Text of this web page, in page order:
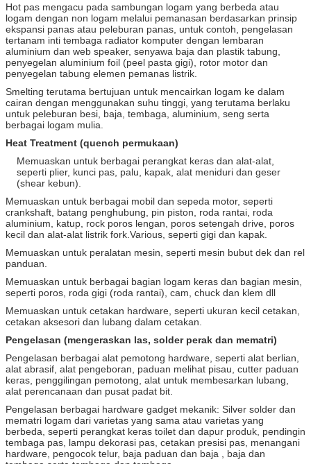
Hot pas mengacu pada sambungan logam yang berbeda atau
logam dengan non logam melalui pemanasan berdasarkan prinsip
ekspansi panas atau peleburan panas, untuk contoh, pengelasan
tertanam inti tembaga radiator komputer dengan lembaran
aluminium dan web speaker, senyawa baja dan plastik tabung,
penyegelan aluminium foil (peel pasta gigi), rotor motor dan
penyegelan tabung elemen pemanas listrik.
Smelting terutama bertujuan untuk mencairkan logam ke dalam
cairan dengan menggunakan suhu tinggi, yang terutama berlaku
untuk peleburan besi, baja, tembaga, aluminium, seng serta
berbagai logam mulia.
Heat Treatment (quench permukaan)
Memuaskan untuk berbagai perangkat keras dan alat-alat,
seperti plier, kunci pas, palu, kapak, alat meniduri dan geser
(shear kebun).
Memuaskan untuk berbagai mobil dan sepeda motor, seperti
crankshaft, batang penghubung, pin piston, roda rantai, roda
aluminium, katup, rock poros lengan, poros setengah drive, poros
kecil dan alat-alat listrik fork.Various, seperti gigi dan kapak.
Memuaskan untuk peralatan mesin, seperti mesin bubut dek dan rel
panduan.
Memuaskan untuk berbagai bagian logam keras dan bagian mesin,
seperti poros, roda gigi (roda rantai), cam, chuck dan klem dll
Memuaskan untuk cetakan hardware, seperti ukuran kecil cetakan,
cetakan aksesori dan lubang dalam cetakan.
Pengelasan (mengeraskan las, solder perak dan mematri)
Pengelasan berbagai alat pemotong hardware, seperti alat berlian,
alat abrasif, alat pengeboran, paduan melihat pisau, cutter paduan
keras, penggilingan pemotong, alat untuk membesarkan lubang,
alat perencanaan dan pusat padat bit.
Pengelasan berbagai hardware gadget mekanik: Silver solder dan
mematri logam dari varietas yang sama atau varietas yang
berbeda, seperti perangkat keras toilet dan dapur produk, pendingin
tembaga pas, lampu dekorasi pas, cetakan presisi pas, menangani
hardware, pengocok telur, baja paduan dan baja , baja dan